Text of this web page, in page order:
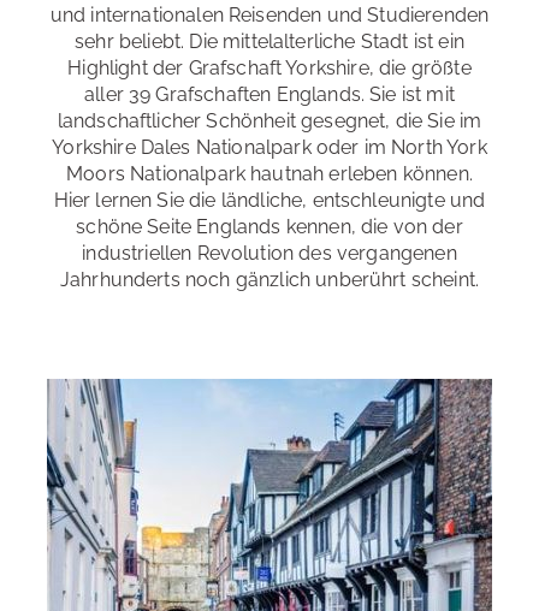
und internationalen Reisenden und Studierenden
sehr beliebt. Die mittelalterliche Stadt ist ein
Highlight der Grafschaft Yorkshire, die größte
aller 39 Grafschaften Englands. Sie ist mit
landschaftlicher Schönheit gesegnet, die Sie im
Yorkshire Dales Nationalpark oder im North York
Moors Nationalpark hautnah erleben können.
Hier lernen Sie die ländliche, entschleunigte und
schöne Seite Englands kennen, die von der
industriellen Revolution des vergangenen
Jahrhunderts noch gänzlich unberührt scheint.
Restaurants und Cafés : in unmittelbarer Nähe
Einkaufsmöglichkeiten: in unmittelbarer Nähe
Sightseeing: in unmittelbarer Nähe
Abendaktivitäten, wie Kino- und Theaterabende,
Bowling, Tanzen oder Fußball